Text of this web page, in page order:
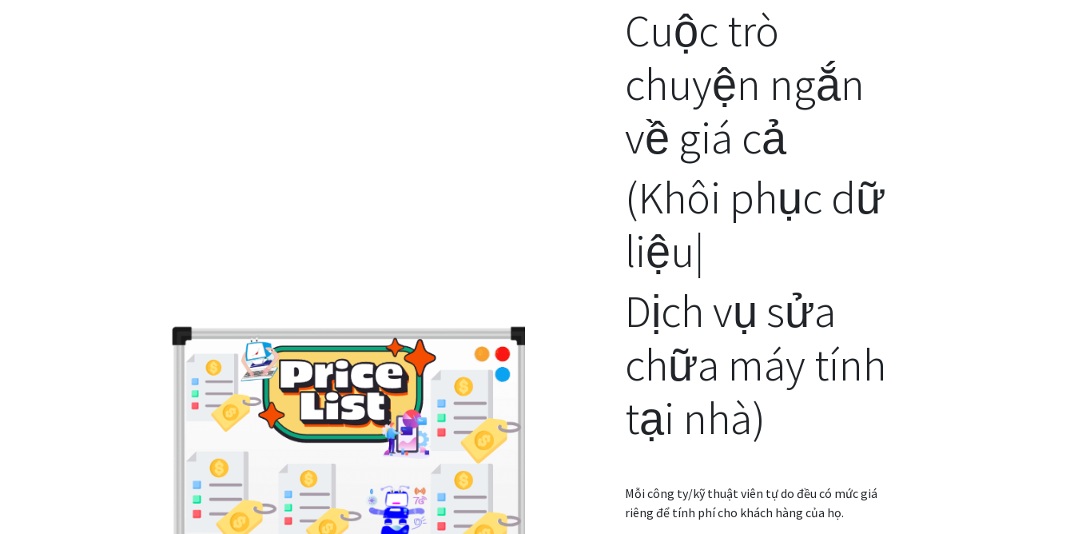
Cuộc trò
chuyện ngắn
về giá cả
(Khôi phục dữ
liệu|
Dịch vụ sửa
chữa máy tính
tại nhà)
Mỗi công ty/kỹ thuật viên tự do đều có mức giá
riêng để tính phí cho khách hàng của họ.